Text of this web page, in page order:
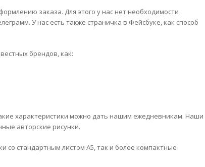
заказа. Для этого у нас нет необходимости
У нас есть также страничка в Фейсбуке, как способ
брендов, как:
характеристики можно дать нашим ежедневникам. Наши
авторские рисунки.
со стандартным листом А5, так и более компактные